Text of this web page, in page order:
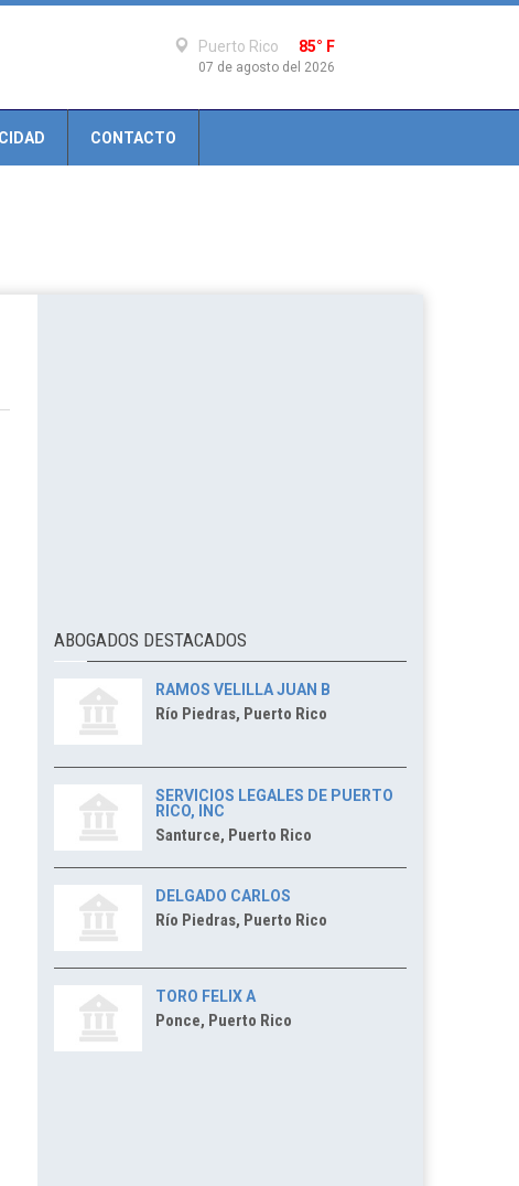
Puerto Rico 85° F
07 de agosto del 2026
CONTACTO
ABOGADOS DESTACADOS
RAMOS VELILLA JUAN B
Río Piedras, Puerto Rico
SERVICIOS LEGALES DE PUERTO
RICO, INC
Santurce, Puerto Rico
DELGADO CARLOS
Río Piedras, Puerto Rico
TORO FELIX A
Ponce, Puerto Rico